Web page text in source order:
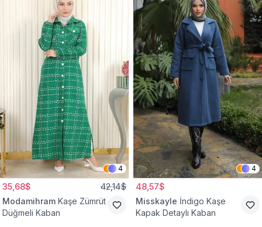
4
35,68$ 42,14$
Modamihram Kaşe Zümrüt
Düğmeli Kaban
4
48,57$
Misskayle İndigo Kaşe
Kapak Detaylı Kaban